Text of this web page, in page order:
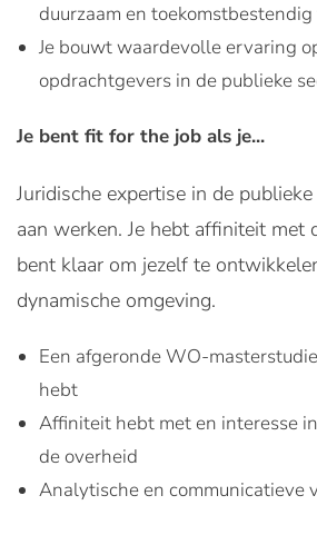
duurzaam en
Je bouwt waardevolle ervaring
opdrachtgevers in de publieke
Je bent fit for the job als je...
Juridische expertise in de
aan werken. Je hebt affiniteit met
bent klaar om jezelf te
dynamische omgeving.
Een afgeronde WO-
hebt
Affiniteit hebt met en interesse
de overheid
Analytische en communicatieve